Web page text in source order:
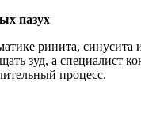
пазух
ринита, синусита
зуд, а специалист
процесс.